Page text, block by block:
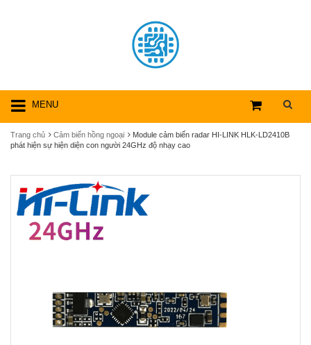
MENU
Trang chủ Cảm biến hồng ngoại
Module cảm biến radar HI-LINK HLK-LD2410B
phát hiện sự hiện diện con người 24GHz độ nhạy cao